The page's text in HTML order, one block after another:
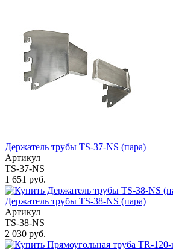
Держатель трубы TS-37-NS (пара)
Артикул
TS-37-NS
1 651 руб.
Держатель трубы TS-38-NS (пара)
Артикул
TS-38-NS
2 030 руб.